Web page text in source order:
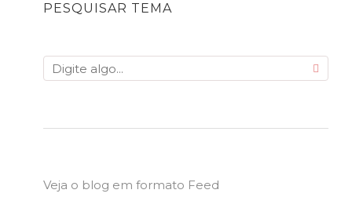
PESQUISAR TEMA
Veja o blog em formato Feed